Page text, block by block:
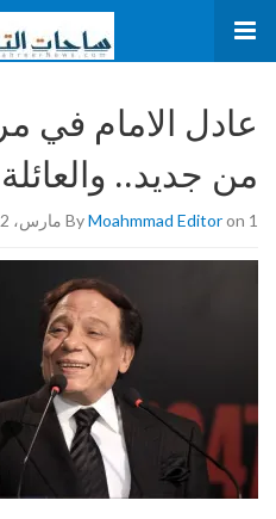
عادل الامام في
من جديد..
ByMoahmmad Editoron 1 مارس، 2022